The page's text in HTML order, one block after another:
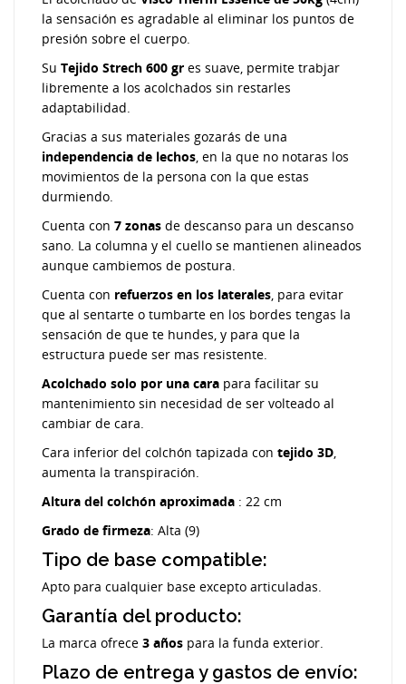
la sensación es agradable al eliminar los puntos de
presión sobre el cuerpo.
Su Tejido Strech 600 gr es suave, permite trabjar
libremente a los acolchados sin restarles
adaptabilidad.
Gracias a sus materiales gozarás de una
independencia de lechos, en la que no notaras los
movimientos de la persona con la que estas
durmiendo.
Cuenta con 7 zonas de descanso para un descanso
sano. La columna y el cuello se mantienen alineados
aunque cambiemos de postura.
Cuenta con refuerzos en los laterales, para evitar
que al sentarte o tumbarte en los bordes tengas la
sensación de que te hundes, y para que la
estructura puede ser mas resistente.
Acolchado solo por una cara para facilitar su
mantenimiento sin necesidad de ser volteado al
cambiar de cara.
Cara inferior del colchón tapizada con tejido 3D,
aumenta la transpiración.
Altura del colchón aproximada : 22 cm
Grado de firmeza: Alta (9)
Tipo de base compatible:
Apto para cualquier base excepto articuladas.
Garantía del producto:
La marca ofrece 3 años para la funda exterior.
Plazo de entrega y gastos de envío: